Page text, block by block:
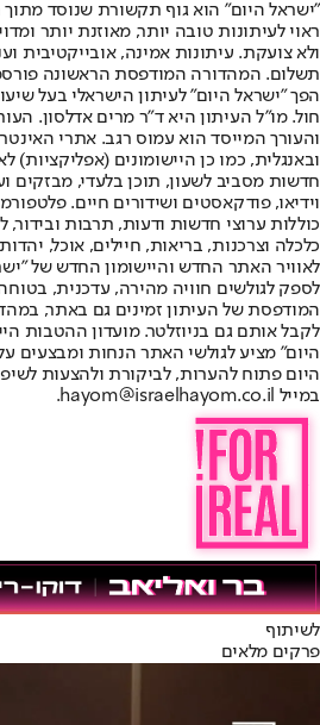
"ישראל היום" הוא גוף תקשורת שנוסד
ראוי לעיתונות טובה יותר, מאוזנת יותר
ולא צועקת. עיתונות אמינה, אובייקטיבית
הפך "ישראל היום" לעיתון הישראלי בעל
חול. מו"ל העיתון היא ד"ר מרים אדלסון.
והעורך המייסד הוא עמוס רגב. אתרי
חדשות מסביב לשעון, תוכן בלעדי, מבזקים
וידיאו, פודקאסטים ושידורים חיים.
כוללות ערוצי חדשות ודעות, תרבות ובידור,
לאוויר האתר החדש והיישומון החדש של
לספק לגולשים חוויה מהירה, עדכנית,
המודפסת של העיתון זמינים גם באתר,
לקבל אותם גם בניוזלטר. מועדון ההטבות
היום" מציע לגולשי האתר הנחות ומבצעים
היום פתוח להערות, לביקורת ולהצעות
במייל hayom@israelhayom.co.il.
לשיתוף
פרקים מלאים